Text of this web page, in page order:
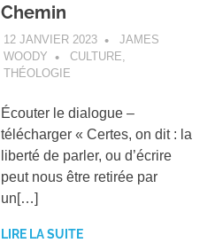
Chemin
12 JANVIER 2023
JAMES
WOODY
CULTURE,
THÉOLOGIE
Écouter le dialogue –
télécharger « Certes, on dit : la
liberté de parler, ou d’écrire
peut nous être retirée par
un[…]
LIRE LA SUITE